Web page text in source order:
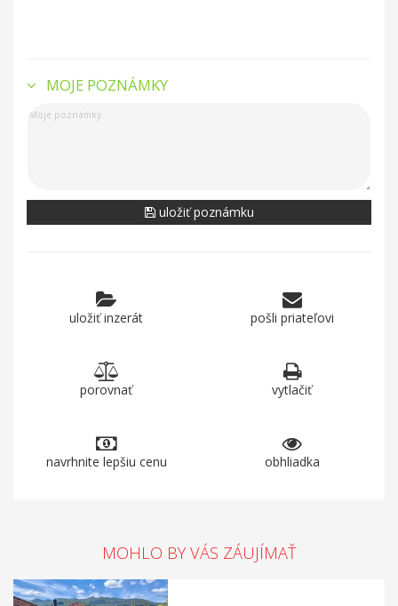
MOJE POZNÁMKY
uložiť poznámku
uložiť inzerát pošli priateľovi
porovnať vytlačiť
navrhnite lepšiu cenu obhliadka
MOHLO BY VÁS ZÁUJÍMAŤ